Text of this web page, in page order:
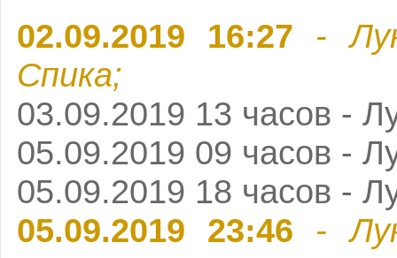
02.09.2019 16:27 -
Спика;
03.09.2019 13 часов -
05.09.2019 09 часов -
05.09.2019 18 часов -
05.09.2019 23:46 -